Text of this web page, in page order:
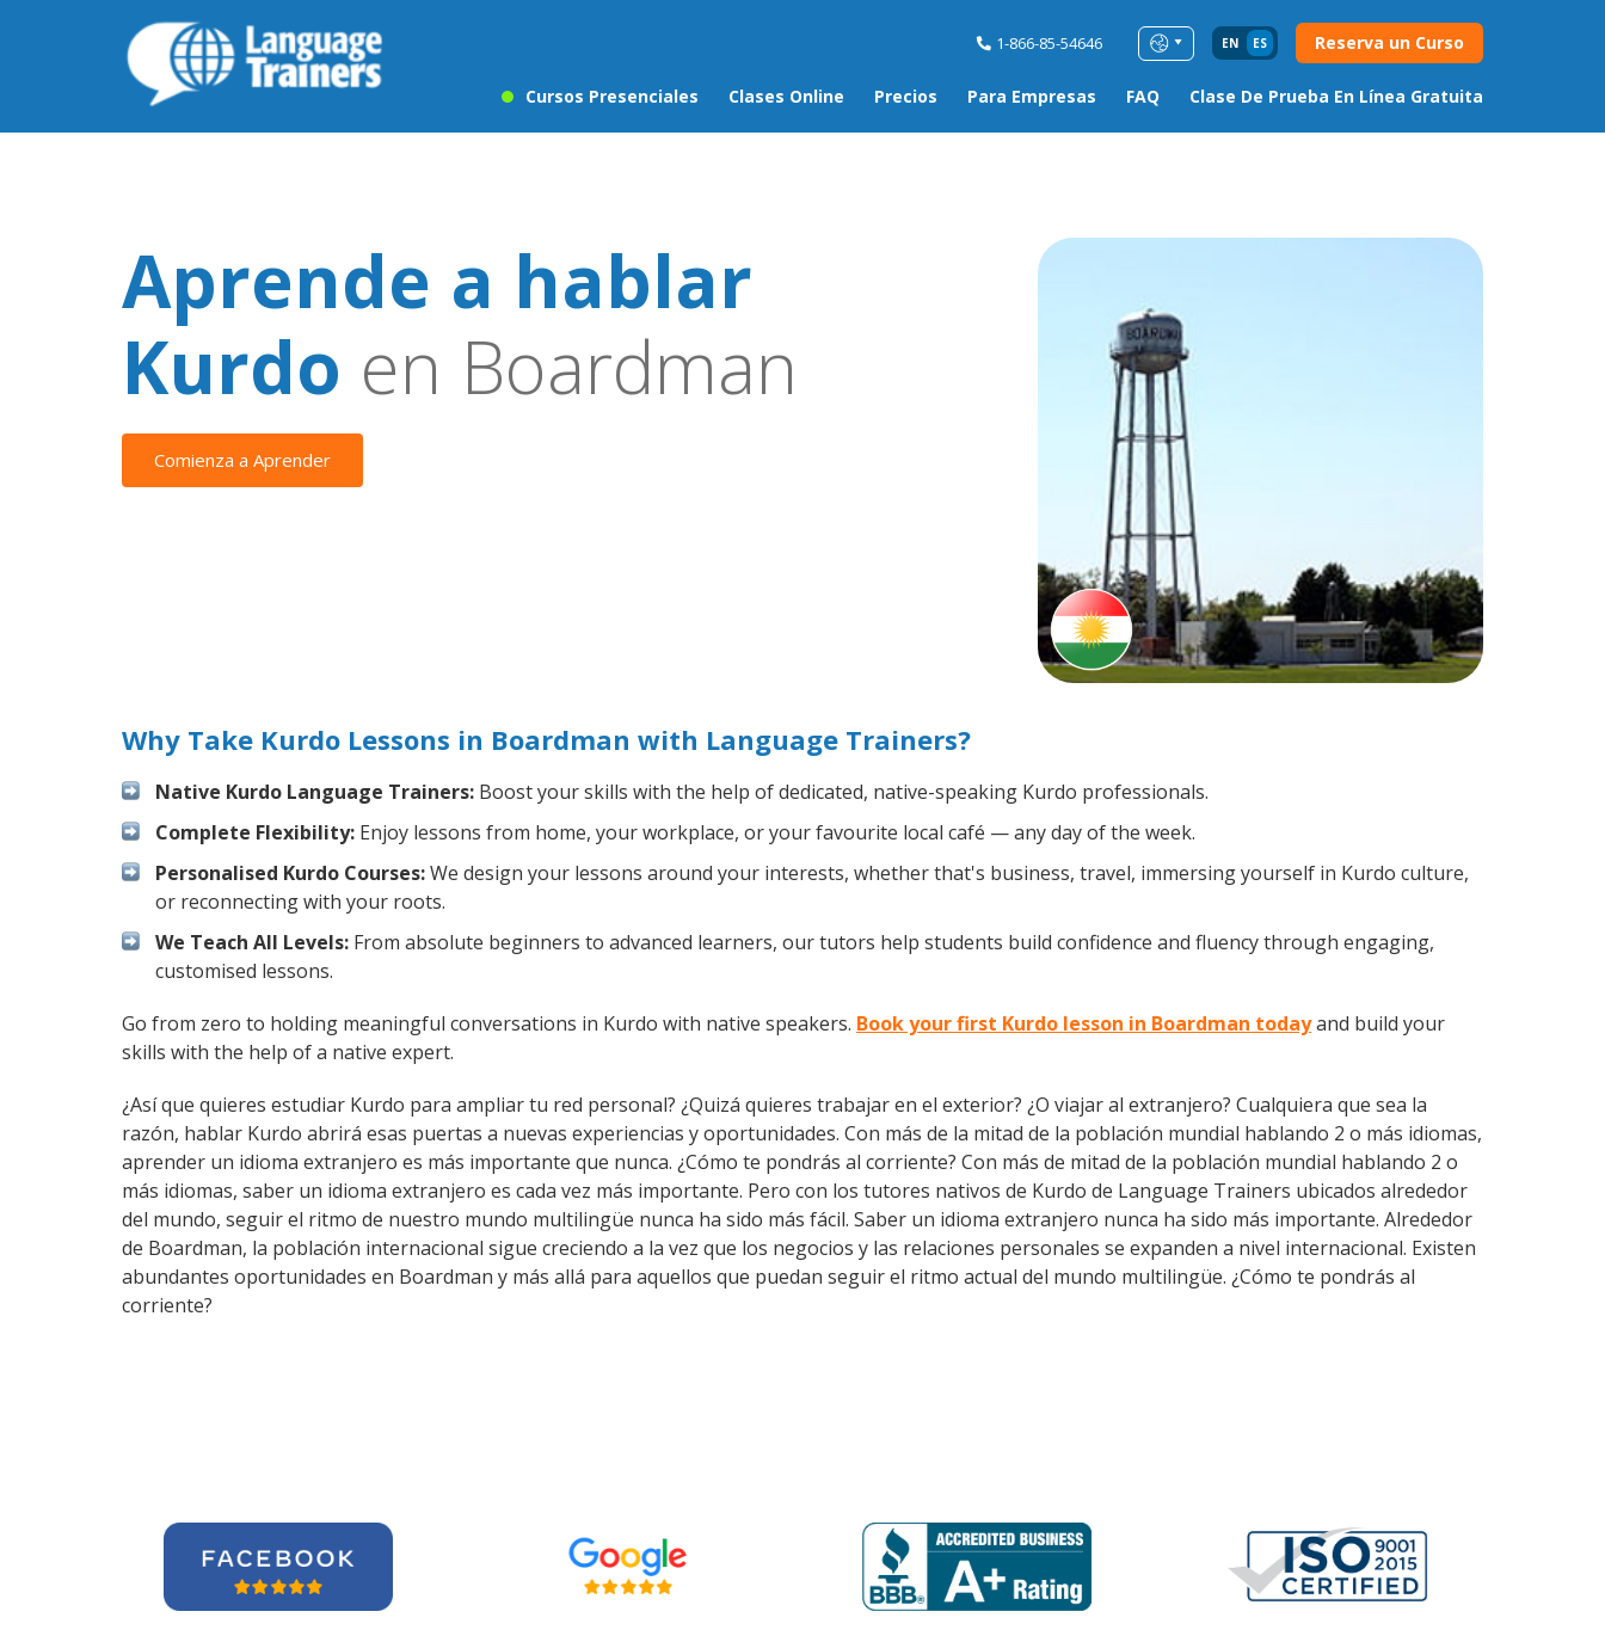
1-866-85-54646 EN ES Reserva un Curso
Cursos Presenciales Clases Online Precios Para Empresas FAQ Clase De Prueba En Línea Gratuita
Aprende a hablar
Kurdo en Boardman
Comienza a Aprender
Why Take Kurdo Lessons in Boardman with Language Trainers?
Native Kurdo Language Trainers: Boost your skills with the help of dedicated, native-speaking Kurdo professionals.
Complete Flexibility: Enjoy lessons from home, your workplace, or your favourite local café — any day of the week.
Personalised Kurdo Courses:We design your lessons around your interests, whether that's business, travel, immersing yourself in Kurdo culture,
or reconnecting with your roots.
We Teach All Levels: From absolute beginners to advanced learners, our tutors help students build confidence and fluency through engaging,
customised lessons.
Go from zero to holding meaningful conversations in Kurdo with native speakers. Book your first Kurdo lesson in Boardman todayand build your
skills with the help of a native expert.
¿Así que quieres estudiar Kurdo para ampliar tu red personal? ¿Quizá quieres trabajar en el exterior? ¿O viajar al extranjero? Cualquiera que sea la
razón, hablar Kurdo abrirá esas puertas a nuevas experiencias y oportunidades. Con más de la mitad de la población mundial hablando 2 o más idiomas,
aprender un idioma extranjero es más importante que nunca. ¿Cómo te pondrás al corriente? Con más de mitad de la población mundial hablando 2 o
más idiomas, saber un idioma extranjero es cada vez más importante. Pero con los tutores nativos de Kurdo de Language Trainers ubicados alrededor
del mundo, seguir el ritmo de nuestro mundo multilingüe nunca ha sido más fácil. Saber un idioma extranjero nunca ha sido más importante. Alrededor
de Boardman, la población internacional sigue creciendo a la vez que los negocios y las relaciones personales se expanden a nivel internacional. Existen
abundantes oportunidades en Boardman y más allá para aquellos que puedan seguir el ritmo actual del mundo multilingüe. ¿Cómo te pondrás al
corriente?